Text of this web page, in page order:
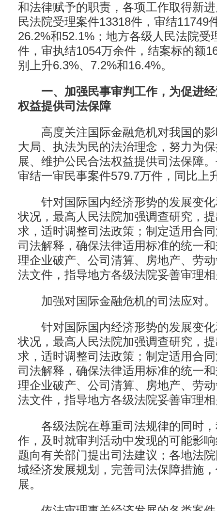
和法律赋予的职责，各项工作取得新
民法院受理案件13318件，审结11749
26.2%和52.1%；地方各级人民法院受
件，审执结1054万余件，结案标的额
别上升6.3%、7.2%和16.4%。
一、加强民事审判工作，为促进经
权益提供司法保障
高度关注国际金融危机对我国的影
大局、执法为民的法治理念，努力为
展、维护公民合法权益提供司法保障
审结一审民事案件579.7万件，同比上
针对国际国内经济形势的发展变化
状况，最高人民法院加强调查研究，
求，适时调整司法政策；制定适用合
司法解释，确保法律适用标准的统一
理企业破产、公司清算、房地产、劳
法文件，指导地方各级法院妥善审理
加强对国际金融危机的司法应对。
针对国际国内经济形势的发展变化
状况，最高人民法院加强调查研究，
求，适时调整司法政策；制定适用合
司法解释，确保法律适用标准的统一
理企业破产、公司清算、房地产、劳
法文件，指导地方各级法院妥善审理
各级法院在尊重司法规律的同时，
作，及时就审判活动中发现的可能影
题向有关部门提出司法建议；各地法
域经济发展规划，完善司法保障措施
展。